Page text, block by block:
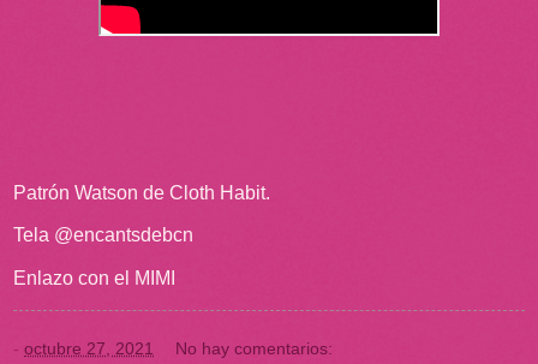
Patrón Watson de Cloth Habit.
Tela @encantsdebcn
Enlazo con el MIMI
- octubre 27, 2021 No hay comentarios: